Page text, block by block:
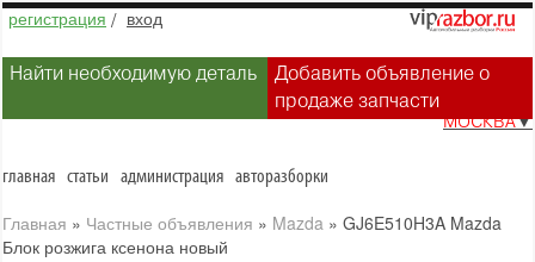
регистрация / вход
Найти необходимую деталь
Добавить объявление о
продаже запчасти
МОСКВА▼
главная статьи администрация авторазборки
Главная » Частные объявления » Mazda » GJ6E510H3A Mazda
Блок розжига ксенона новый